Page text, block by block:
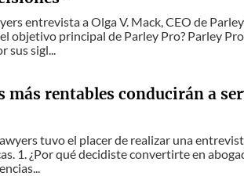
entrevista a Olga V. Mack, CEO de
objetivo principal de Parley Pro? Parley
sus sigl...
más rentables conducirán a
tuvo el placer de realizar una
1. ¿Por qué decidiste convertirte en